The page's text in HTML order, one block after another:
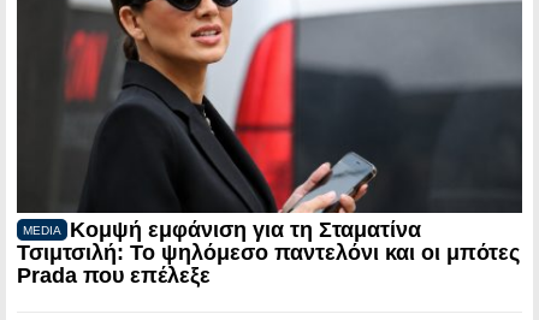
MEDIA
Κομψή εμφάνιση για τη Σταματίνα
Τσιμτσιλή: Το ψηλόμεσο παντελόνι και οι μπότες
Prada που επέλεξε